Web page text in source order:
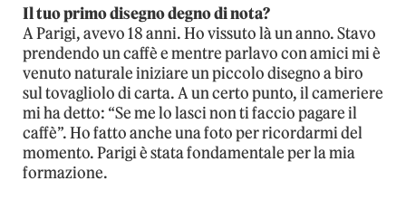
Il tuo primo disegno degno di nota?
A Parigi, avevo 18 anni. Ho vissuto là un anno. Stavo
prendendo un caffè e mentre parlavo con amici mi è
venuto naturale iniziare un piccolo disegno a biro
sul tovagliolo di carta. A un certo punto, il cameriere
mi ha detto: “Se me lo lasci non ti faccio pagare il
caffè”. Ho fatto anche una foto per ricordarmi del
momento. Parigi è stata fondamentale per la mia
formazione.